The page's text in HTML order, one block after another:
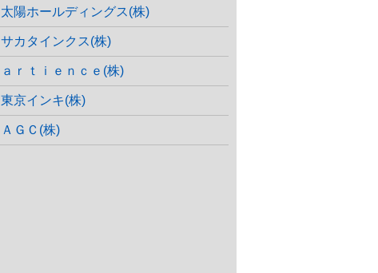
太陽ホールディングス(株)
サカタインクス(株)
ａｒｔｉｅｎｃｅ(株)
東京インキ(株)
ＡＧＣ(株)